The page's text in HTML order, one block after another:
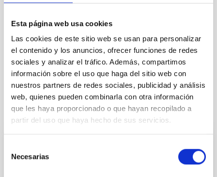
Esta página web usa cookies
Las cookies de este sitio web se usan para personalizar
el contenido y los anuncios, ofrecer funciones de redes
sociales y analizar el tráfico. Además, compartimos
información sobre el uso que haga del sitio web con
nuestros partners de redes sociales, publicidad y análisis
web, quienes pueden combinarla con otra información
que les haya proporcionado o que hayan recopilado a
partir del uso que haya hecho de sus servicios.
Necesarias
Formación y Evolución de Galaxias (FYEG)
Técnicas
Te puede interesar
The impact of star formation histories on